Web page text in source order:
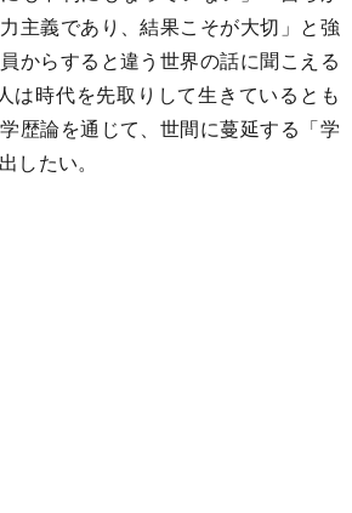
主義であり、結果こそが大切」と強
からすると違う世界の話に聞こえる
は時代を先取りして生きているとも
歴論を通じて、世間に蔓延する「学
したい。